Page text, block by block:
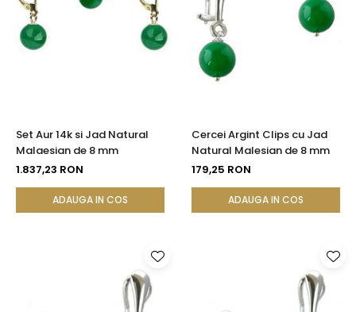
Set Aur 14k si Jad Natural
Malaesian de 8 mm
1.837,23 RON
ADAUGA IN COS
Cercei Argint Clips cu Jad
Natural Malesian de 8 mm
179,25 RON
ADAUGA IN COS